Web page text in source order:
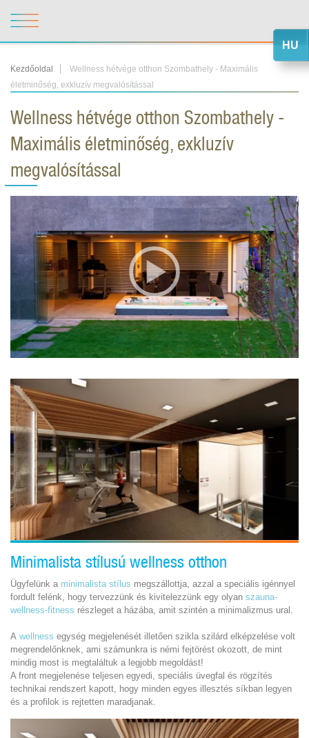
Kezdőoldal
Wellness hétvége otthon Szombathely - Maximális
életminőség, exkluzív megvalósítással
Wellness hétvége otthon Szombathely -
Maximális életminőség, exkluzív
megvalósítással
Minimalista stílusú wellness otthon
Ügyfelünk a minimalista stílus megszállottja, azzal a speciális igénnyel
fordult felénk, hogy tervezzünk és kivitelezzünk egy olyan szauna-
wellness-fitness részleget a házába, amit szintén a minimalizmus ural.
A wellness egység megjelenését illetően szikla szilárd elképzelése volt
megrendelőnknek, ami számunkra is némi fejtörést okozott, de mint
mindig most is megtaláltuk a legjobb megoldást!
A front megjelenése teljesen egyedi, speciális üvegfal és rögzítés
technikai rendszert kapott, hogy minden egyes illesztés síkban legyen
és a profilok is rejtetten maradjanak.
HU